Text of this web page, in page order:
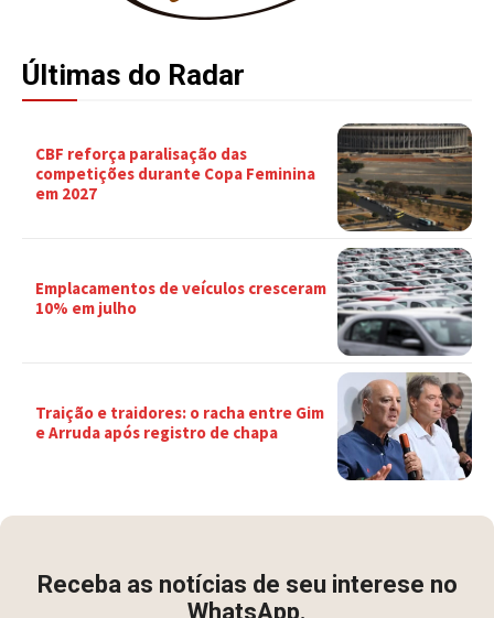
Últimas do Radar
CBF reforça paralisação das
competições durante Copa Feminina
em 2027
Emplacamentos de veículos cresceram
10% em julho
Traição e traidores: o racha entre Gim
e Arruda após registro de chapa
Receba as notícias de seu interese no
WhatsApp.